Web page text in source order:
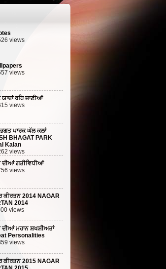
views
views
ਯਾਦਾਂ ਰਹਿ ਜਾਣੀਆਂ
views
ਪਾਰਕ ਘੱਲ ਕਲਾਂ
BHAGAT PARK
Kalan
views
ਦੀਆਂ ਗਤੀਵਿਧੀਆਂ
views
ਕੀਰਤਨ 2014 NAGAR
2014
views
ਦੀਆਂ ਮਹਾਨ ਸ਼ਖਸ਼ੀਅਤਾਂ
Personalities
views
ਕੀਰਤਨ 2015 NAGAR